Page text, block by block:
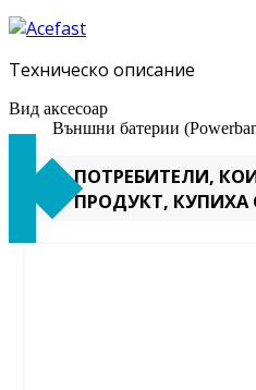
Техническо описание
Вид аксесоар
Външни батерии
ПОТРЕБИТЕЛИ,
ПРОДУКТ,